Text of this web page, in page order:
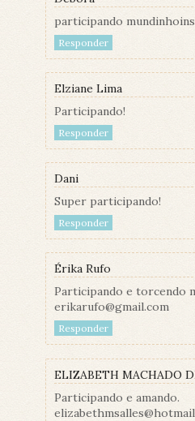
participando
Responder
Elziane Lima
Participando!
Responder
Dani
Super participando!
Responder
Érika Rufo
Participando e torcendo
erikarufo@gmail.com
Responder
ELIZABETH MACHADO
Participando e amando.